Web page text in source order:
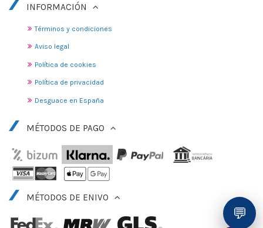
INFORMACIÓN
Términos y condiciones
Aviso legal
Política de cookies
Política de privacidad
Desguace en España
MÉTODOS DE PAGO
MÉTODOS DE ENIVO
💬